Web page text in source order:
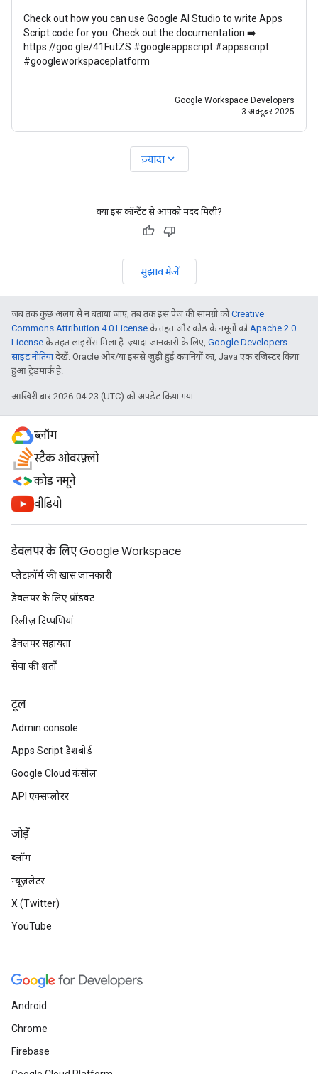
Check out how you can use Google AI Studio to write Apps
Script code for you. Check out the documentation ➡️
https://goo.gle/41FutZS #googleappscript #appsscript
#googleworkspaceplatform
Google Workspace Developers
3 अक्टूबर 2025
ज़्यादाexpand_more
क्या इस कॉन्टेंट से आपको मदद मिली?
सुझाव भेजें
जब तक कुछ अलग से न बताया जाए, तब तक इस पेज की सामग्री कोCreative
Commons Attribution 4.0 License के तहत और कोड के नमूनों को Apache 2.0
License के तहत लाइसेंस मिला है. ज़्यादा जानकारी के लिए, Google Developers
साइट नीतियांदेखें. Oracle और/या इससे जुड़ी हुई कंपनियों का, Java एक रजिस्टर किया
हुआ ट्रेडमार्क है.
आखिरी बार 2026-04-23 (UTC) को अपडेट किया गया.
ब्लॉग
स्टैक ओवरफ़्लो
कोड नमूने
वीडियो
डेवलपर के लिए Google Workspace
प्लैटफ़ॉर्म की खास जानकारी
डेवलपर के लिए प्रॉडक्ट
रिलीज़ टिप्पणियां
डेवलपर सहायता
सेवा की शर्तों
टूल
Admin console
Apps Script डैशबोर्ड
Google Cloud कंसोल
API एक्सप्लोरर
जोड़ें
ब्लॉग
न्यूज़लेटर
X (Twitter)
YouTube
Android
Chrome
Firebase